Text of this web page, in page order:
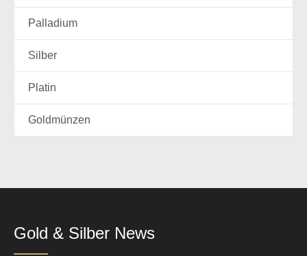
Palladium
Silber
Platin
Goldmünzen
Gold & Silber News